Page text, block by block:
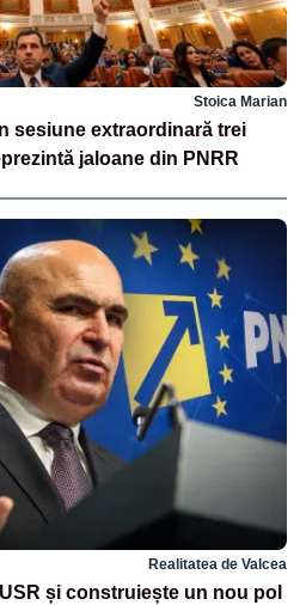
Stoica Marian
sesiune extraordinară trei
jaloane din PNRR
Realitatea de Valcea
și construiește un nou pol